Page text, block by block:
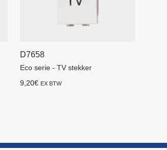
D7658
Eco serie - TV stekker
9,20€ EX BTW